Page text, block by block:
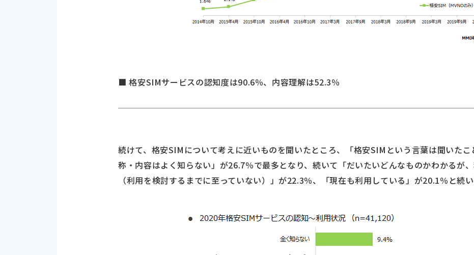
■ 格安SIMサービスの認知度は90.6％、内容理解は52.3％
続けて、格安SIMについて考えに近いものを聞いたところ、「格安SIMという言葉は聞いた
称・内容はよく知らない」が26.7％で最多となり、続いて「だいたいどんなものかわかるが
（利用を検討するまでに至っていない）」が22.3％、「現在も利用している」が20.1％と続い